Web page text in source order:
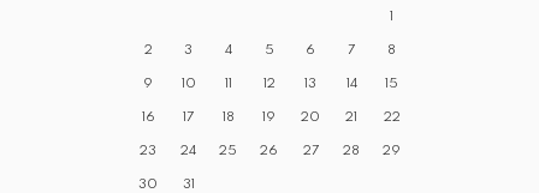
1
2 3 4 5 6 7 8
9 10 11 12 13 14 15
16 17 18 19 20 21 22
23 24 25 26 27 28 29
30 31